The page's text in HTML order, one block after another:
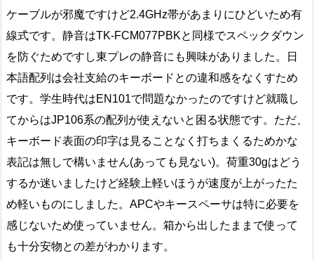
ケーブルが邪魔ですけど2.4GHz帯があまりにひどいため有
線式です。静音はTK-FCM077PBKと同様でスペックダウン
を防ぐためですし東プレの静音にも興味がありました。日
本語配列は会社支給のキーボードとの違和感をなくすため
です。学生時代はEN101で問題なかったのですけど就職し
てからはJP106系の配列が使えないと困る状態です。ただ、
キーボード表面の印字は見ることなく打ちまくるためかな
表記は無しで構いません(あっても見ない)。荷重30gはどう
するか迷いましたけど経験上軽いほうが速度が上がったた
め軽いものにしました。APCやキースペーサは特に必要を
感じないため使っていません。箱から出したままで使って
も十分安物との差がわかります。